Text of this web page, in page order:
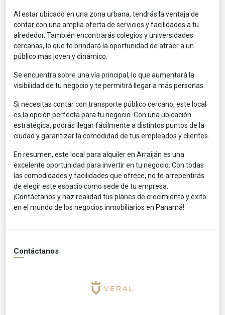
Al estar ubicado en una zona urbana, tendrás la ventaja de
contar con una amplia oferta de servicios y facilidades a tu
alrededor. También encontrarás colegios y universidades
cercanas, lo que te brindará la oportunidad de atraer a un
público más joven y dinámico.
Se encuentra sobre una vía principal, lo que aumentará la
visibilidad de tu negocio y te permitirá llegar a más personas.
Si necesitas contar con transporte público cercano, este local
es la opción perfecta para tu negocio. Con una ubicación
estratégica, podrás llegar fácilmente a distintos puntos de la
ciudad y garantizar la comodidad de tus empleados y clientes.
En resumen, este local para alquiler en Arraiján es una
excelente oportunidad para invertir en tu negocio. Con todas
las comodidades y facilidades que ofrece, no te arrepentirás
de elegir este espacio como sede de tu empresa.
¡Contáctanos y haz realidad tus planes de crecimiento y éxito
en el mundo de los negocios inmobiliarios en Panamá!
Contáctanos